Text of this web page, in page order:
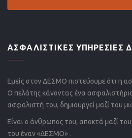
ΑΣΦΑΛΙΣΤΙΚΕΣ ΥΠΗΡΕΣΙΕΣ
Εμείς στον ΔΕΣΜΟ πιστεύουμε ότι η
Ο πελάτης κάνοντας ένα
ασφαλιστή του, δημιουργεί μαζί του
Είναι ο άνθρωπος του, αποκτά μαζί
του έναν «ΔΕΣΜΟ» .